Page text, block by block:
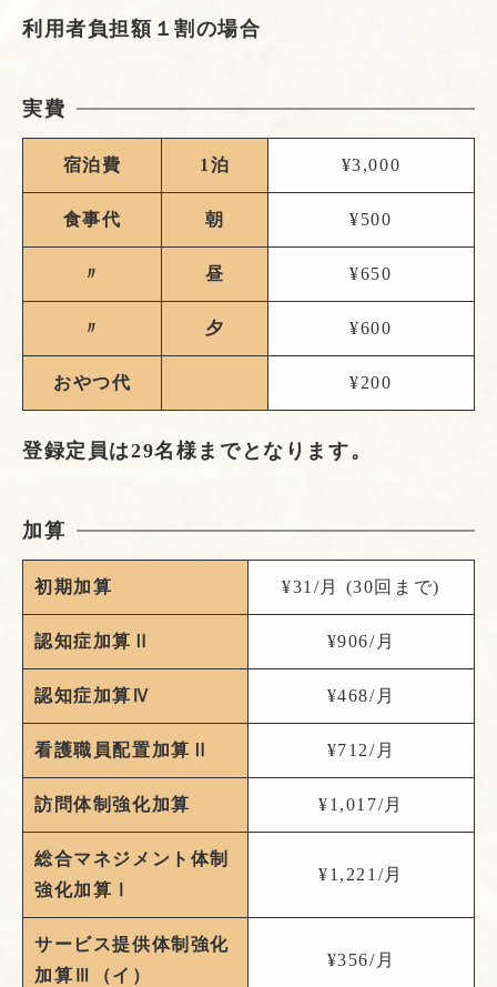
利用者負担額１割の場合
実費
宿泊費 1泊 ¥3,000
食事代 朝 ¥500
〃 昼 ¥650
〃 夕 ¥600
おやつ代 ¥200
登録定員は29名様までとなります。
加算
初期加算 ¥31/月 (30回まで)
認知症加算Ⅱ ¥906/月
認知症加算Ⅳ ¥468/月
看護職員配置加算Ⅱ ¥712/月
訪問体制強化加算 ¥1,017/月
総合マネジメント体制
強化加算Ⅰ
¥1,221/月
サービス提供体制強化
加算Ⅲ（イ）
¥356/月